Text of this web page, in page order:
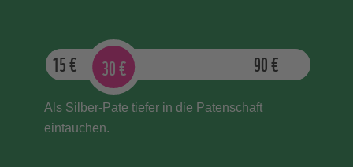
30€
15€ 90€
Als Silber-Pate tiefer in die Patenschaft
eintauchen.